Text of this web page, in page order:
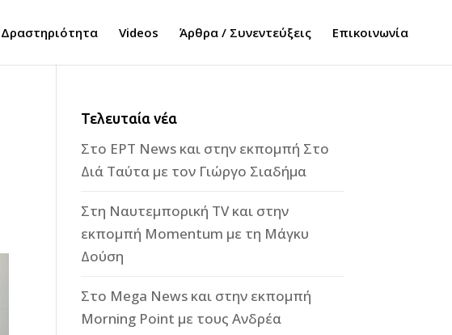
Δραστηριότητα Videos Άρθρα / Συνεντεύξεις Επικοινωνία
Τελευταία νέα
Στο ΕΡΤ News και στην εκπομπή Στο
Διά Ταύτα με τον Γιώργο Σιαδήμα
Στη Ναυτεμπορική TV και στην
εκπομπή Momentum με τη Μάγκυ
Δούση
Στο Mega News και στην εκπομπή
Morning Point με τους Ανδρέα